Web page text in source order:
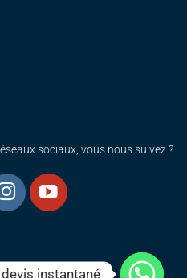
sociaux, vous nous suivez ?
devis instantané